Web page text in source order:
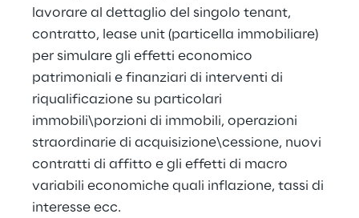
lavorare al dettaglio del singolo tenant,
contratto, lease unit (particella immobiliare)
per simulare gli effetti economico
patrimoniali e finanziari di interventi di
riqualificazione su particolari
immobili\porzioni di immobili, operazioni
straordinarie di acquisizione\cessione, nuovi
contratti di affitto e gli effetti di macro
variabili economiche quali inflazione, tassi di
interesse ecc.